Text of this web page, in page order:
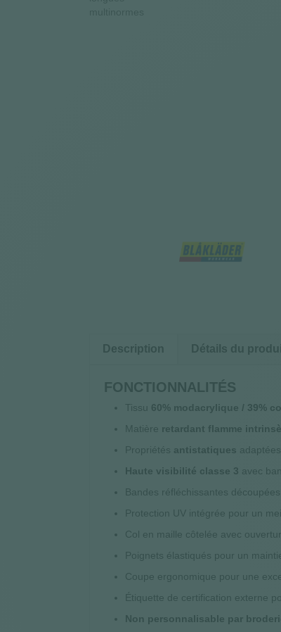
Description Détails du
FONCTIONNALITÉS
Tissu 60% modacrylique / 39%
Matière retardant flamme
Propriétés antistatiques
Haute visibilité classe 3 avec
Bandes réfléchissantes
Protection UV intégrée pour un
Col en maille côtelée avec
Poignets élastiqués pour un
Coupe ergonomique pour une
Étiquette de certification externe
Non personnalisable par